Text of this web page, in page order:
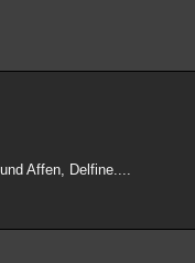
Affen, Delfine....